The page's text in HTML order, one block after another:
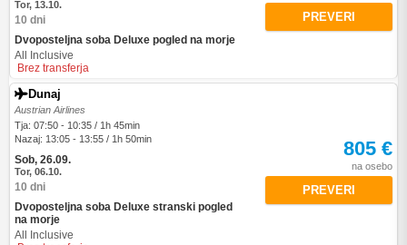
Tor, 13.10.
10 dni
Dvoposteljna soba Deluxe pogled na morje
All Inclusive
Brez transferja
PREVERI
Dunaj
Austrian Airlines
Tja: 07:50 - 10:35 / 1h 45min
Nazaj: 13:05 - 13:55 / 1h 50min
Sob, 26.09.
Tor, 06.10.
10 dni
Dvoposteljna soba Deluxe stranski pogled
na morje
All Inclusive
805 €
na osebo
PREVERI